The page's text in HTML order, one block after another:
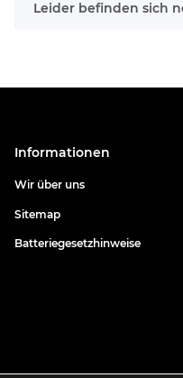
x
Leider befinden sich
Informationen
Wir über uns
Sitemap
Batteriegesetzhinweise